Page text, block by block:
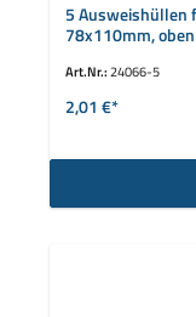
5 Ausweishüllen
78x110mm,
Art.Nr.:24066-5
2,01 €*